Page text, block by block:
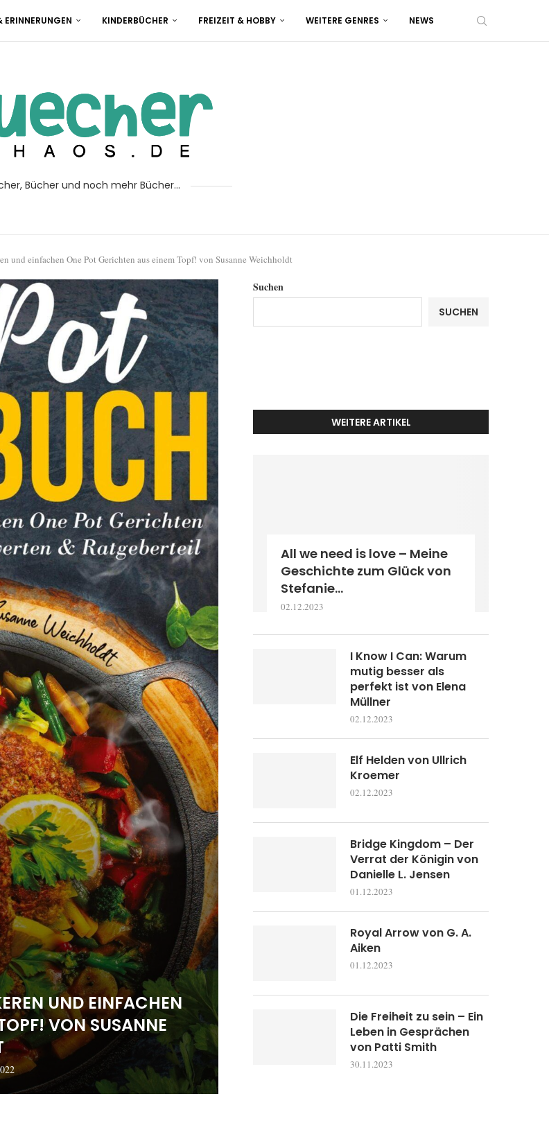
KINDERBÜCHER FREIZEIT & HOBBY WEITERE GENRES NEWS
Bücher und noch mehr Bücher...
und einfachen One Pot Gerichten aus einem Topf! von Susanne Weichholdt
UND EINFACHEN
VON SUSANNE
Suchen
SUCHEN
WEITERE ARTIKEL
All we need is love – Meine
Geschichte zum Glück von
Stefanie...
02.12.2023
I Know I Can: Warum
mutig besser als
perfekt ist von Elena
Müllner
02.12.2023
Elf Helden von Ullrich
Kroemer
02.12.2023
Bridge Kingdom – Der
Verrat der Königin von
Danielle L. Jensen
01.12.2023
Royal Arrow von G. A.
Aiken
01.12.2023
Die Freiheit zu sein – Ein
Leben in Gesprächen
von Patti Smith
30.11.2023